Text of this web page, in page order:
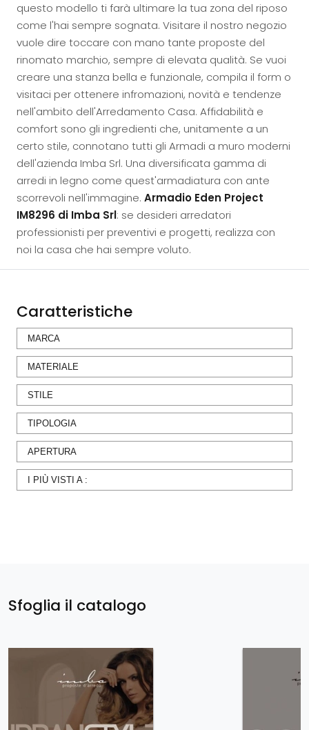
questo modello ti farà ultimare la tua zona del riposo
come l'hai sempre sognata. Visitare il nostro negozio
vuole dire toccare con mano tante proposte del
rinomato marchio, sempre di elevata qualità. Se vuoi
creare una stanza bella e funzionale, compila il form o
visitaci per ottenere infromazioni, novità e tendenze
nell'ambito dell'Arredamento Casa. Affidabilità e
comfort sono gli ingredienti che, unitamente a un
certo stile, connotano tutti gli Armadi a muro moderni
dell'azienda Imba Srl. Una diversificata gamma di
arredi in legno come quest'armadiatura con ante
scorrevoli nell'immagine. Armadio Eden Project
IM8296 di Imba Srl: se desideri arredatori
professionisti per preventivi e progetti, realizza con
noi la casa che hai sempre voluto.
Caratteristiche
MARCA
MATERIALE
STILE
TIPOLOGIA
APERTURA
I PIÙ VISTI A :
Sfoglia il catalogo